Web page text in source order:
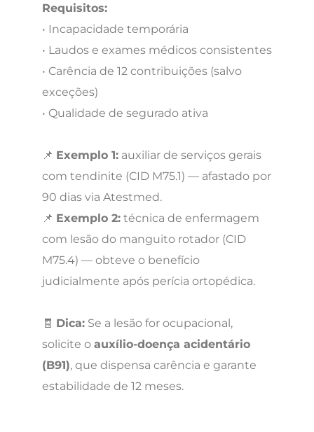
Requisitos:
• Incapacidade temporária
• Laudos e exames médicos consistentes
• Carência de 12 contribuições (salvo
exceções)
• Qualidade de segurado ativa
📌 Exemplo 1: auxiliar de serviços gerais
com tendinite (CID M75.1) — afastado por
90 dias via Atestmed.
📌 Exemplo 2: técnica de enfermagem
com lesão do manguito rotador (CID
M75.4) — obteve o benefício
judicialmente após perícia ortopédica.
🧾 Dica: Se a lesão for ocupacional,
solicite o auxílio-doença acidentário
(B91), que dispensa carência e garante
estabilidade de 12 meses.